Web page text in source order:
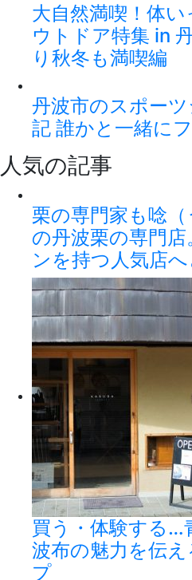
大自然満喫！体
ウトドア特集 in
り秋冬も満喫編
丹波市のスポー
記 誰かと一緒に
人気の記事
栗の専門家も唸
の丹波栗の専門
ンを持つ人気店
買う・体験する…
波布の魅力を伝
プ